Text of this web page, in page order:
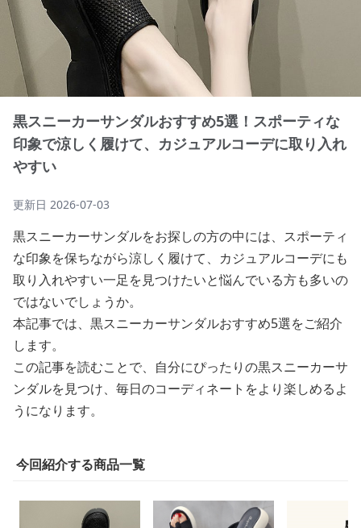
黒スニーカーサンダルおすすめ5選！スポーティな
印象で涼しく履けて、カジュアルコーデに取り入れ
やすい
更新日 2026-07-03
黒スニーカーサンダルをお探しの方の中には、スポーティ
な印象を保ちながら涼しく履けて、カジュアルコーデにも
取り入れやすい一足を見つけたいと悩んでいる方も多いの
ではないでしょうか。
本記事では、黒スニーカーサンダルおすすめ5選をご紹介
します。
この記事を読むことで、自分にぴったりの黒スニーカーサ
ンダルを見つけ、毎日のコーディネートをより楽しめるよ
うになります。
今回紹介する商品一覧